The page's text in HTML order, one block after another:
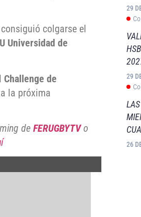
colgarse el
Universidad de
Challenge de
la próxima
deFERUGBYTVo
29
29
26